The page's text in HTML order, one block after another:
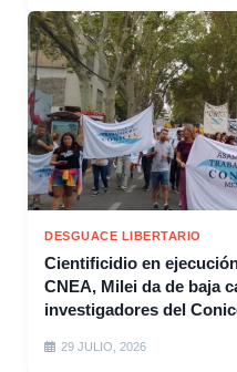
DESGUACE LIBERTARIO
Cientificidio en
CNEA, Milei da de baja
investigadores del
29 JULIO, 2026